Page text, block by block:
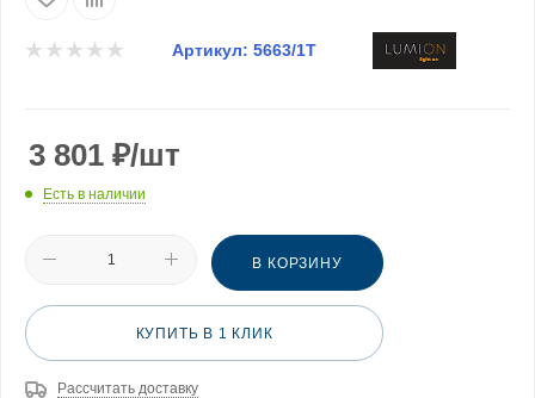
Артикул: 5663/1T
3 801 ₽/шт
Есть в наличии
В КОРЗИНУ
КУПИТЬ В 1 КЛИК
Рассчитать доставку